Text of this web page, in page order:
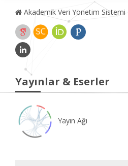
Akademik Veri Yönetim Sistemi
Yayınlar & Eserler
Yayın Ağı